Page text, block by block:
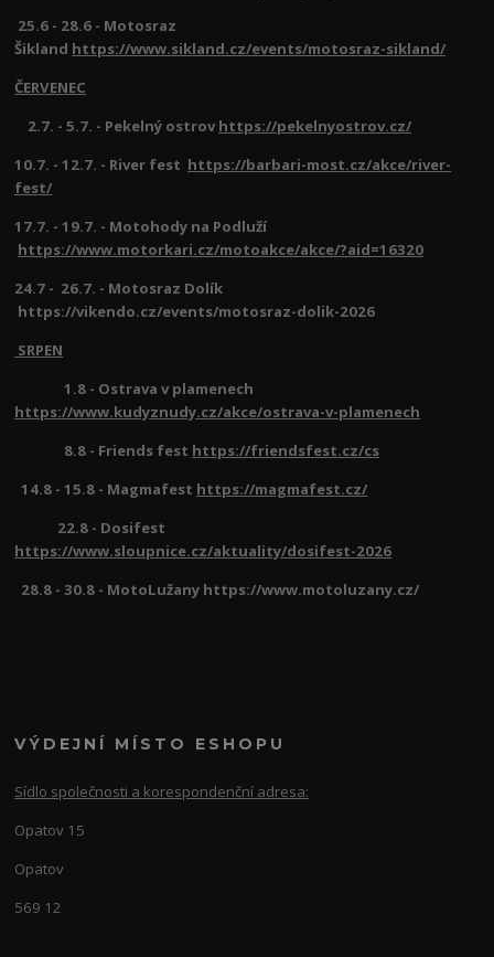
25.6 - 28.6 - Motosraz
Šikland https://www.sikland.cz/events/motosraz-sikland/
ČERVENEC
2.7. - 5.7. - Pekelný ostrov https://pekelnyostrov.cz/
10.7. - 12.7. - River fest https://barbari-most.cz/akce/river-
fest/
17.7. - 19.7. - Motohody na Podluží
https://www.motorkari.cz/motoakce/akce/?aid=16320
24.7 - 26.7. - Motosraz Dolík
https://vikendo.cz/events/motosraz-dolik-2026
SRPEN
1.8 - Ostrava v plamenech
https://www.kudyznudy.cz/akce/ostrava-v-plamenech
8.8 - Friends fest https://friendsfest.cz/cs
14.8 - 15.8 - Magmafest https://magmafest.cz/
22.8 - Dosifest
https://www.sloupnice.cz/aktuality/dosifest-2026
28.8 - 30.8 - MotoLužany https://www.motoluzany.cz/
VÝDEJNÍ MÍSTO ESHOPU
Sídlo společnosti a korespondenční adresa:
Opatov 15
Opatov
569 12